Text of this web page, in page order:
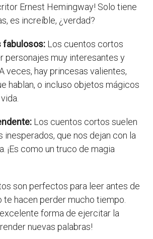
Ernest Hemingway! Solo tiene
es increíble, ¿verdad?
fabulosos: Los cuentos cortos
personajes muy interesantes y
veces, hay princesas valientes,
hablan, o incluso objetos mágicos
Los cuentos cortos suelen
inesperados, que nos dejan con la
¡Es como un truco de magia
son perfectos para leer antes de
te hacen perder mucho tiempo.
excelente forma de ejercitar la
nuevas palabras!